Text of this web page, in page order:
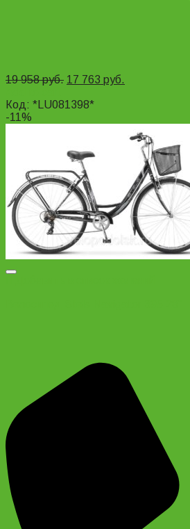
19 958руб. 17 763 руб.
Код: *LU081398*
-11%